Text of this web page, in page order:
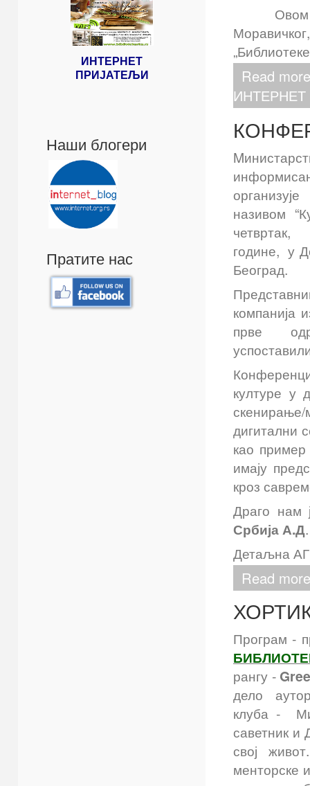
ИНТЕРНЕТ
ПРИЈАТЕЉИ
Наши блогери
Пратите нас
Овом
Read
називом
године, у
Београд.
компанија
прве
културе у
дигитални
као пример
имају
кроз
Драго
Србија А.Д
Детаљна
Read
Програм -
рангу -
дело
клуба -
саветник и
свој
менторске